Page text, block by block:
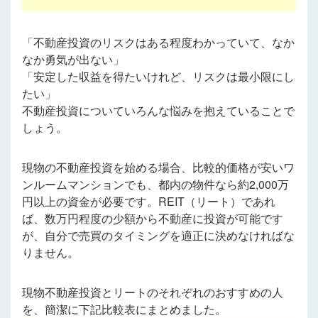
「不動産投資のリスクはある程度わかっていて、なか
なか勇気が出ない」
「安定した収益を得たいけれど、リスクは最小限にし
たい」
不動産投資についていろんな悩みを抱えていることで
しょう。
現物の不動産投資を始める場合、比較的価格が安いワ
ンルームマンションでも、都内の物件なら約2,000万
円以上の資金が必要です。REIT（リート）であれ
ば、数万円程度の少額から不動産に投資が可能です
が、自分で売買のタイミングを適正に決めなければな
りません。
現物不動産投資とリートのそれぞれのおすすめの人
を、簡潔に下記比較表にまとめました。